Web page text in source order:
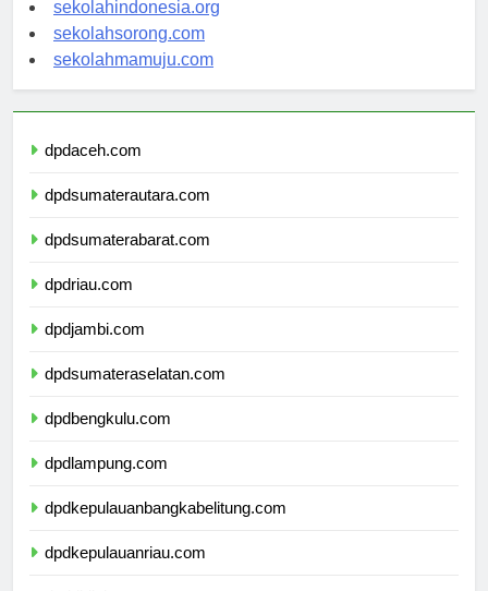
sekolahindonesia.org
sekolahsorong.com